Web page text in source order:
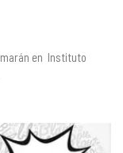
en Instituto